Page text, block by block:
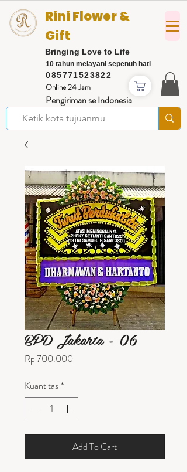
085771523822
Rini Flower &
Gift
Bringing Love to Life
Online 24 Jam
Pengiriman se Indonesia
10 tahun melayani sepenuh hati
BPD Jakarta - 06
Rp 700.000
Kuantitas*
Add To Cart